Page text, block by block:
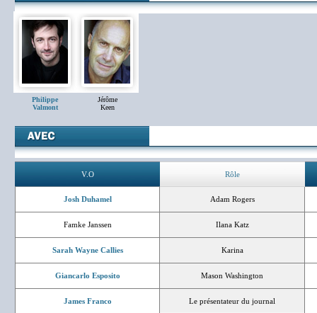
Philippe
Valmont
Jérôme
Keen
V.O Rôle
Josh Duhamel Adam Rogers
Famke Janssen Ilana Katz
Sarah Wayne Callies Karina
Giancarlo Esposito Mason Washington
James Franco Le présentateur du journal